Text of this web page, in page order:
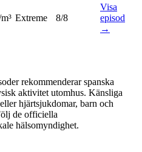
Extreme 8/8
Visa
episod
→
rekommenderar spanska
aktivitet utomhus. Känsliga
hjärtsjukdomar, barn och
de officiella
hälsomyndighet.